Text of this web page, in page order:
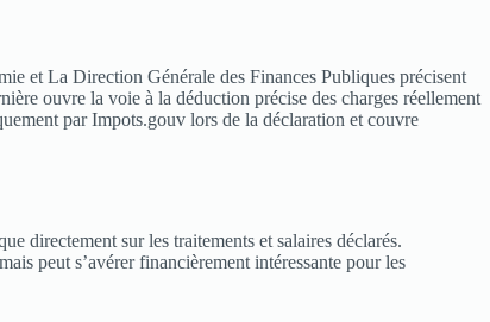
et La Direction Générale des Finances Publiques précisent
ouvre la voie à la déduction précise des charges réellement
par Impots.gouv lors de la déclaration et couvre
directement sur les traitements et salaires déclarés.
peut s’avérer financièrement intéressante pour les